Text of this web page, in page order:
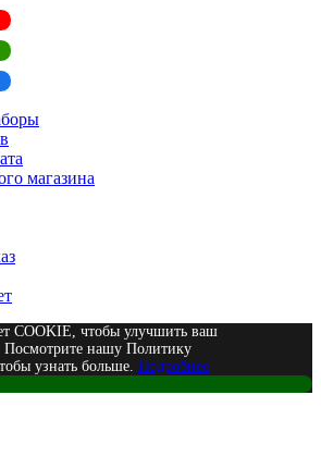
магазина
COOKIE, чтобы улучшить ваш
Посмотрите нашу Политику
узнать больше. Подробнее